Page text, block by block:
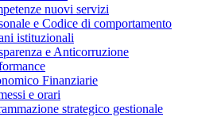
nuovi servizi
e Codice di comportamento
istituzionali
e Anticorruzione
Finanziarie
e orari
strategico gestionale